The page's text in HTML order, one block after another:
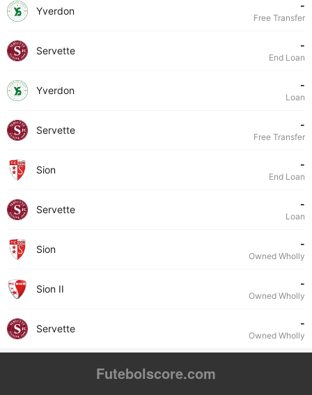
Yverdon -
Free Transfer
Servette -
End Loan
Yverdon -
Loan
Servette -
Free Transfer
Sion -
End Loan
Servette -
Loan
Sion -
Owned Wholly
Sion II -
Owned Wholly
Servette -
Owned Wholly
Futebolscore.com